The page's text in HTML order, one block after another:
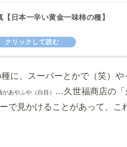
【日本一辛い黄金一味柿の種】
に、スーパーとかで（笑）や
あやふや（白目）
…久世福商店の「
で見かけることがあって、こ